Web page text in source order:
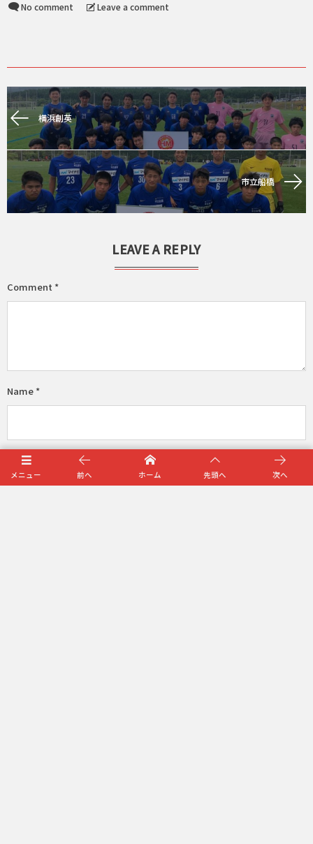
No comment Leave a comment
横浜創英
市立船橋
LEAVE A REPLY
Comment *
Name *
E-mail (公開されません)
メニュー 前へ ホーム 先頭へ 次へ